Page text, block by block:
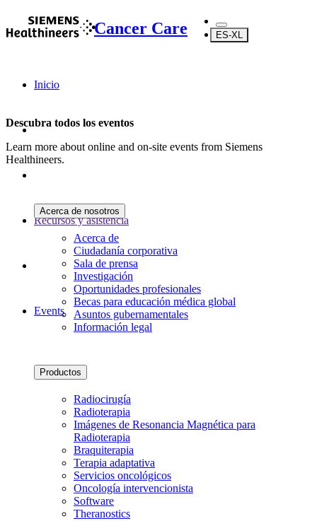
Cancer Care ES-XL
Inicio
Recursos y asistencia
Events
Descubra todos los eventos
Learn more about online and on-site events from Siemens
Healthineers.
Acerca de nosotros
Acerca de
Ciudadanía corporativa
Sala de prensa
Investigación
Oportunidades profesionales
Becas para educación médica global
Asuntos gubernamentales
Información legal
Productos
Radiocirugía
Radioterapia
Imágenes de Resonancia Magnética para
Radioterapia
Braquiterapia
Terapia adaptativa
Servicios oncológicos
Oncología intervencionista
Software
Theranostics